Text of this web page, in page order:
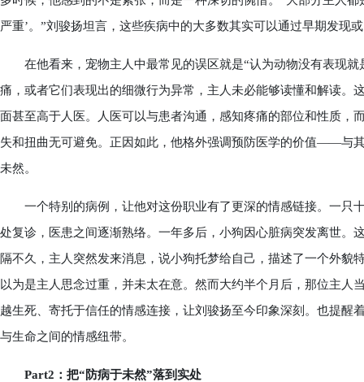
严重’。”刘骏扬坦言，这些疾病中的大多数其实可以通过早期发现
在他看来，宠物主人中最常见的误区就是“认为动物没有表现就
痛，或者它们表现出的细微行为异常，主人未必能够读懂和解读。
面甚至高于人医。人医可以与患者沟通，感知疼痛的部位和性质，
失和扭曲无可避免。正因如此，他格外强调预防医学的价值——与
未然。
一个特别的病例，让他对这份职业有了更深的情感链接。一只
处复诊，医患之间逐渐熟络。一年多后，小狗因心脏病突发离世。
隔不久，主人突然发来消息，说小狗托梦给自己，描述了一个外貌
以为是主人思念过重，并未太在意。然而大约半个月后，那位主
越生死、寄托于信任的情感连接，让刘骏扬至今印象深刻。也提醒
与生命之间的情感纽带。
Part2：把“防病于未然”落到实处